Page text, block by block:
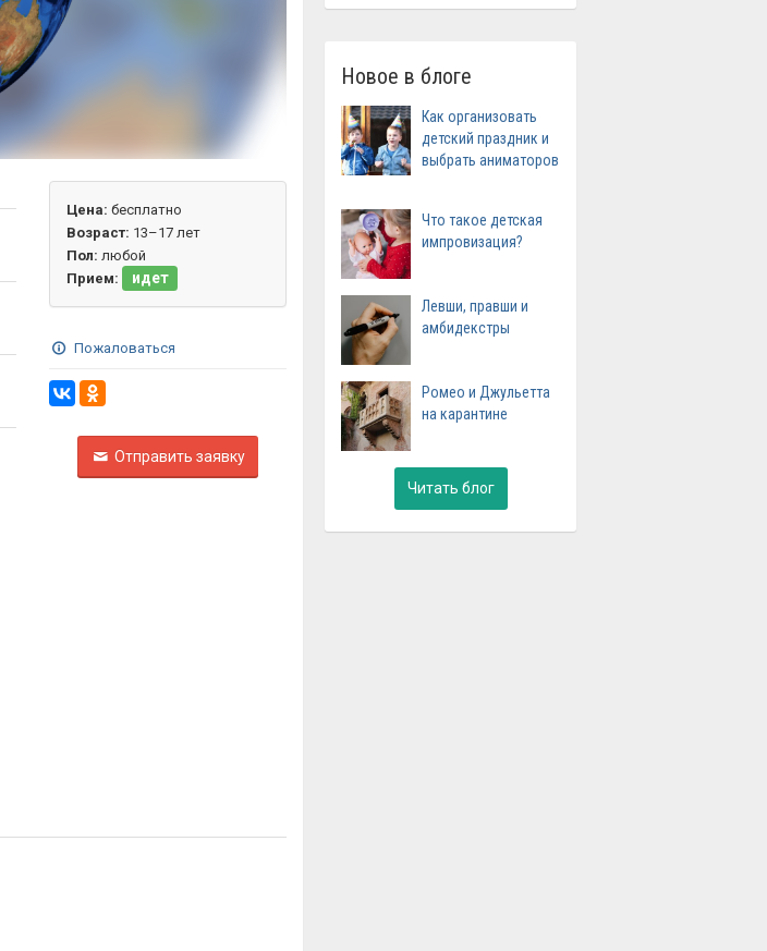
Цена: бесплатно
Возраст: 13–17 лет
Пол: любой
Прием:
идет
Пожаловаться
Отправить заявку
Новое в блоге
Как организовать
детский праздник и
выбрать аниматоров
Что такое детская
импровизация?
Левши, правши и
амбидекстры
Ромео и Джульетта
на карантине
Читать блог